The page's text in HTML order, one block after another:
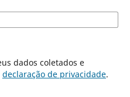
declaração de privacidade.